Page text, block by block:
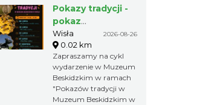
Pokazy tradycji -
pokaz
pszczelarski w
Muzeum
Beskidzkim
Wisła 2026-08-26
0.02 km
Zapraszamy na cykl
wydarzenie w Muzeum
Beskidzkim w ramach
"Pokazów tradycji w
Muzeum Beskidzkim w